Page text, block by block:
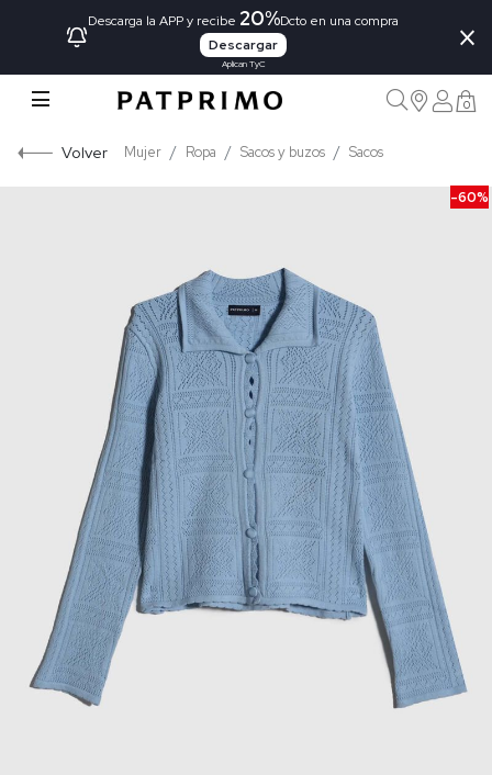
Descarga la APP y recibe 20%Dcto en una compra
Descargar
Aplican TyC
×
0
Volver Mujer Ropa Sacos y buzos Sacos
-60%